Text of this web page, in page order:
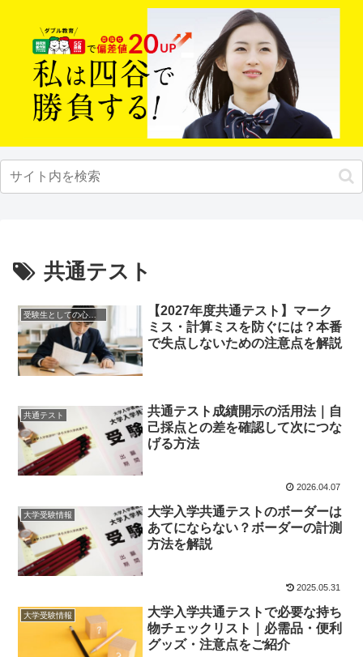
共通テスト
受験生としての心構え
【2027年度共通テスト】マーク
ミス・計算ミスを防ぐには？本番
で失点しないための注意点を解説
共通テスト
共通テスト成績開示の活用法｜自
己採点との差を確認して次につな
げる方法
2026.04.07
大学受験情報
大学入学共通テストのボーダーは
あてにならない？ボーダーの計測
方法を解説
2025.05.31
大学受験情報
大学入学共通テストで必要な持ち
物チェックリスト｜必需品・便利
グッズ・注意点をご紹介